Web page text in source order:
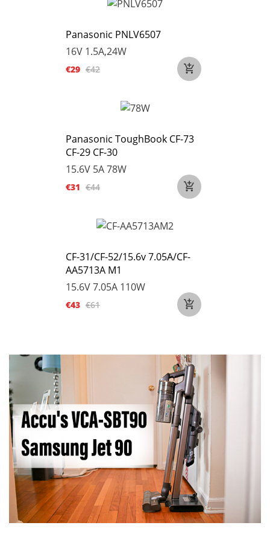
Panasonic PNLV6507
16V 1.5A,24W
€29 €42
Panasonic ToughBook CF-73
CF-29 CF-30
15.6V 5A 78W
€31 €44
CF-31/CF-52/15.6v 7.05A/CF-
AA5713A M1
15.6V 7.05A 110W
€43 €61